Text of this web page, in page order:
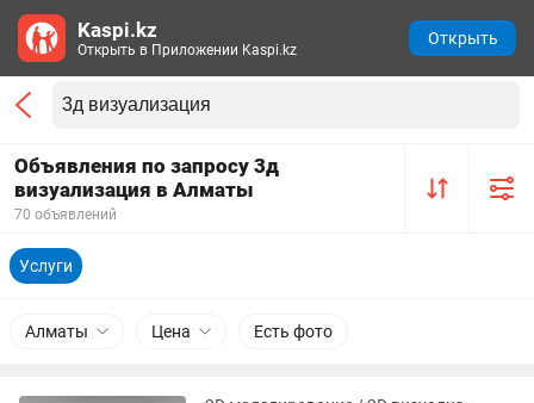
Объявления по запросу 3д
визуализация в Алматы
70 объявлений
Услуги
Алматы Цена Есть фото
Kaspi.kz
Открыть в Приложении Kaspi.kz
Открыть